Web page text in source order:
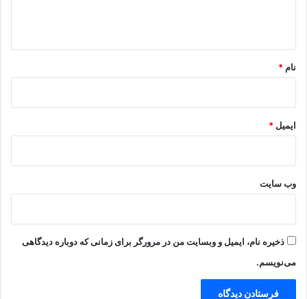
نام *
ایمیل *
وب‌ سایت
ذخیره نام، ایمیل و وبسایت من در مرورگر برای زمانی که دوباره دیدگاهی
می‌نویسم.